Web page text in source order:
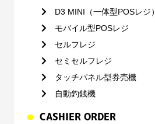
D3 MINI（一体型POSレジ）
モバイル型POSレジ
セルフレジ
セミセルフレジ
タッチパネル型券売機
自動釣銭機
CASHIER ORDER